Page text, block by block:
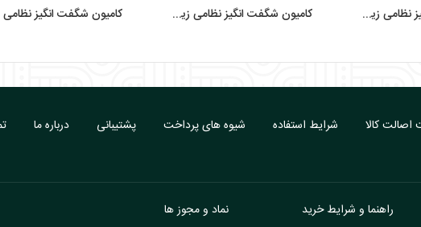
کامیون شگفت انگیز نظامی زینگو مدل کمپرسی کامیون شگفت انگیز نظامی زینگو مدل ضد هوایی
اصالت کالا شرایط استفاده شیوه های پرداخت پشتیبانی درباره ما
راهنما و شرایط خرید
نماد و مجوز ها